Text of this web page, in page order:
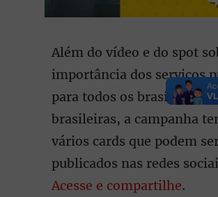
Além do vídeo e do spot
importância dos serviços
para todos os brasileiros e
brasileiras, a campanha
vários cards que podem
publicados nas redes
Acesse e compartilhe.